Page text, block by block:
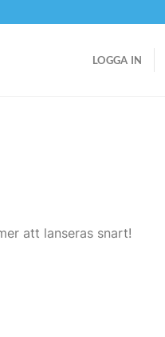
LOGGA IN
att lanseras snart!